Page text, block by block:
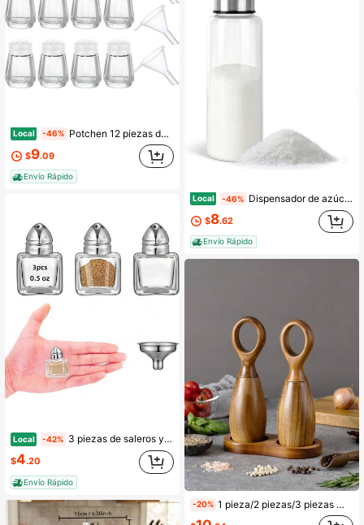
Local -46% Potchen 12 piezas de saleros y pimenteros pequeños de 0.5 oz con embudos, tarros de vidrio transparente mini para condimentos, especias diminutas a granel para boda, fiesta, restaurante, hogar, cocina, viaje y camping (blanco)
$9.09
Envío Rápido
Local -42% 3 piezas de saleros y pimenteros pequeños de 0.5 oz con forma de cubo, tapas de tono, frascos de vidrio transparente para condimentos, saleros de especias con embudo para bodas, fiestas, restaurantes, hogar y cocina (3, plateado)
$4.20
Envío Rápido
Local -46% Dispensador de azúcar Loscarol con pico vertedor &amp; tapa, frasco de vidrio de 17 oz para azúcar, para barra de café, té &amp; repostería, contenedor de azúcar sellado de calidad comercial para azúcar, miel, jarabe para cocina del hogar
$8.62
Envío Rápido
-20% 1 pieza/2 piezas/3 piezas Molinillo de sal y pimienta de madera, molinillo de especias de palisandro